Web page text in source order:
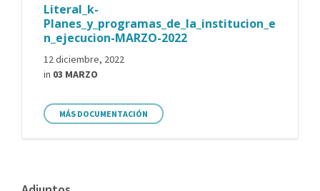
Literal_k-
Planes_y_programas_de_la_institucion_e
n_ejecucion-MARZO-2022
12 diciembre, 2022
in 03 MARZO
MÁS DOCUMENTACIÓN